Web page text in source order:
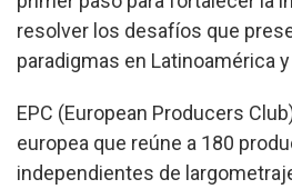
resolver los desafíos que
paradigmas en Latinoamérica y
EPC (European Producers
europea que reúne a 180
independientes de